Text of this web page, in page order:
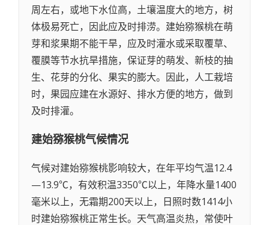
周左右，或地下水位高，土壤温度大的地方，树
体极易死亡，因此应及时排涝。建始猕猴桃在萌
芽和浆果期不能干旱，应及时灌水或采取覆草、
覆膜等节水抗旱措施，保证芽的萌发、新枝的抽
生、花芽的分化、果实的膨大。因此，人工栽培
时，果园应建在水源好、排水方便的地方，做到
及时排灌。
建始猕猴桃气候情况
气候对建始猕猴桃影响较大，在年平均气温12.4
—13.9℃，有效积温3350℃以上，年降水量1400
毫米以上，无霜期200天以上，日照时数1414小
时建始猕猴桃正常生长。天气高温炎热，常使叶